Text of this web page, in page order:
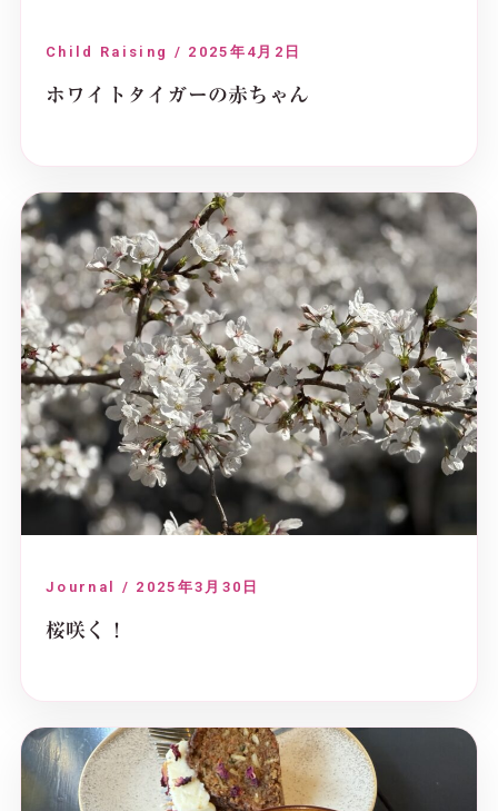
Child Raising / 2025年4月2日
ホワイトタイガーの赤ちゃん
Journal / 2025年3月30日
桜咲く！